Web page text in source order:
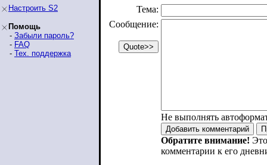
Настроить S2
Помощь
- Забыли пароль?
- FAQ
- Тех. поддержка
Тема:
Сообщение:
Не выполнять
Обратите внимание!
комментарии к его